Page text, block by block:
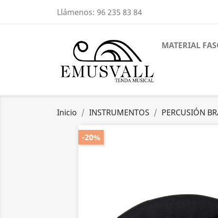
Llámenos: 96 235 83 84
MATERIAL
Inicio INSTRUMENTOS PERCUSIÓN
-20%